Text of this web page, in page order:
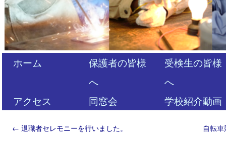
ホーム
保護者の皆様
へ
受検生の皆様
へ
アクセス
同窓会 学校紹介動画
← 退職者セレモニーを行いました。 自転